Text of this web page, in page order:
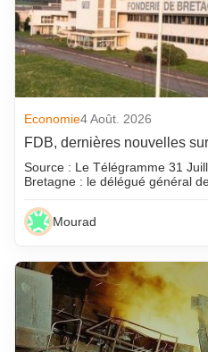
Economie4 Août. 2026
FDB, dernières nouvelles
Source : Le Télégramme 31
Bretagne : le délégué général
Mourad